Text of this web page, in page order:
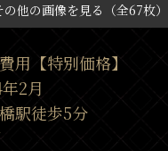
の他の画像を見る（全67枚）
【特別価格】
2月
駅徒歩5分